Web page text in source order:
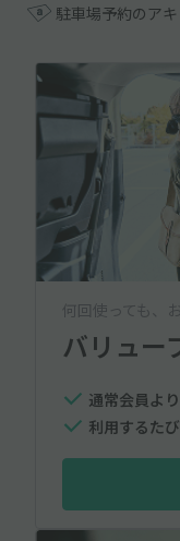
駐車場予約のア
何回使っても、
バリュー
通常会員よ
利用するた